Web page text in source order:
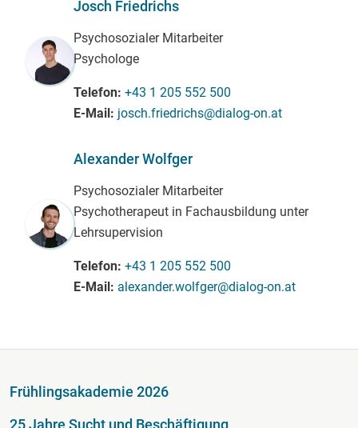
Josch Friedrichs
Psychosozialer Mitarbeiter
Psychologe
Telefon +43 1 205 552 500
E-Mail josch.friedrichs@dialog-on.at
Alexander Wolfger
Psychosozialer Mitarbeiter
Psychotherapeut in Fachausbildung unter
Lehrsupervision
Telefon +43 1 205 552 500
E-Mail alexander.wolfger@dialog-on.at
Fußzeile
Frühlingsakademie 2026
25 Jahre Sucht und Beschäftigung